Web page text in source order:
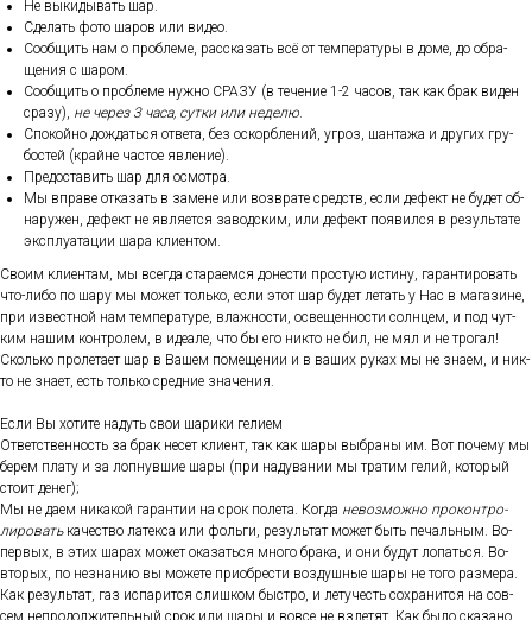
Не вы­киды­вать шар.
Сде­лать фо­то ша­ров или ви­део.
Со­об­щить нам о проб­ле­ме, рас­ска­зать всё от тем­пе­рату­ры в до­ме, до об­ра­
щения с ша­ром.
Со­об­щить о проб­ле­ме нуж­но СРА­ЗУ (в те­чение 1-2 ча­сов, так как брак ви­ден
сра­зу), не че­рез 3 ча­са, сут­ки или не­делю.
Спо­кой­но дож­дать­ся от­ве­та, без ос­кор­бле­ний, уг­роз, шан­та­жа и дру­гих гру­
бос­тей (край­не час­тое яв­ле­ние).
Пре­дос­та­вить шар для ос­мотра.
Мы впра­ве от­ка­зать в за­мене или воз­вра­те средств, ес­ли де­фект не бу­дет об­
на­ружен, де­фект не яв­ля­ет­ся за­вод­ским, или де­фект по­явил­ся в ре­зуль­та­те
экс­плу­ата­ции ша­ра кли­ен­том.
Сво­им кли­ен­там, мы всег­да ста­ра­ем­ся до­нес­ти прос­тую ис­ти­ну, га­ран­ти­ровать
что-ли­бо по ша­ру мы мо­жет толь­ко, ес­ли этот шар бу­дет ле­тать у Нас в ма­гази­не,
при из­вес­тной нам тем­пе­рату­ре, влаж­ности, ос­ве­щен­ности сол­нцем, и под чут­
ким на­шим кон­тро­лем, в иде­але, что бы его ник­то не бил, не мял и не тро­гал!
Сколь­ко про­лета­ет шар в Ва­шем по­меще­нии и в ва­ших ру­ках мы не зна­ем, и ник­
то не зна­ет, есть толь­ко сред­ние зна­чения.
Ес­ли Вы хо­тите на­дуть свои ша­рики ге­ли­ем
От­ветс­твен­ность за брак не­сет кли­ент, так как ша­ры выб­ра­ны им. Вот по­чему мы
бе­рем пла­ту и за лоп­нувшие ша­ры (при на­дува­нии мы тра­тим ге­лий, ко­торый
сто­ит де­нег);
Мы не да­ем ни­какой га­ран­тии на срок по­лета. Ког­да не­воз­можно про­кон­тро­
лиро­ватька­чес­тво ла­тек­са или фоль­ги, ре­зуль­тат мо­жет быть пе­чаль­ным. Во-
пер­вых, в этих ша­рах мо­жет ока­зать­ся мно­го бра­ка, и они бу­дут ло­пать­ся. Во-
вто­рых, по нез­на­нию вы мо­жете при­об­рести воз­душные ша­ры не то­го раз­ме­ра.
Как ре­зуль­тат, газ ис­па­рит­ся слиш­ком быс­тро, и ле­тучесть сох­ра­нит­ся на сов­